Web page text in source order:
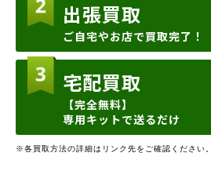
出張買取
ご自宅やお店で買取完了！
宅配買取
【完全無料】
専用キットで送るだけ
※各買取方法の詳細はリンク先をご確認ください。